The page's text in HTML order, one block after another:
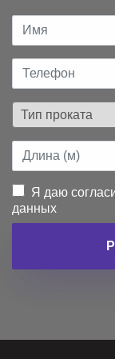
Я даю
данных